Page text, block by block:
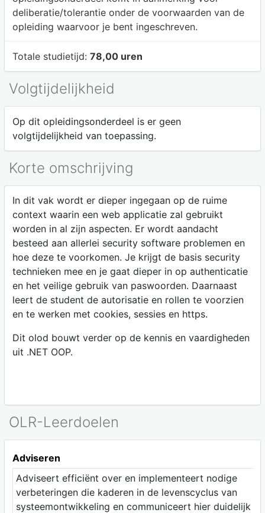
deliberatie/tolerantie onder de voorwaarden van de
opleiding waarvoor je bent ingeschreven.
Totale studietijd: 78,00 uren
Volgtijdelijkheid
Op dit opleidingsonderdeel is er geen
volgtijdelijkheid van toepassing.
Korte omschrijving
In dit vak wordt er dieper ingegaan op de ruime
context waarin een web applicatie zal gebruikt
worden in al zijn aspecten. Er wordt aandacht
besteed aan allerlei security software problemen en
hoe deze te voorkomen. Je krijgt de basis security
technieken mee en je gaat dieper in op authenticatie
en het veilige gebruik van paswoorden. Daarnaast
leert de student de autorisatie en rollen te voorzien
en te werken met cookies, sessies en https.
Dit olod bouwt verder op de kennis en vaardigheden
uit .NET OOP.
OLR-Leerdoelen
Adviseren
Adviseert efficiënt over en implementeert nodige
verbeteringen die kaderen in de levenscyclus van
systeemontwikkeling en communiceert hier duidelijk